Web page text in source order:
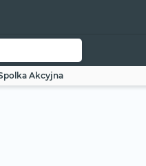
Akcyjna